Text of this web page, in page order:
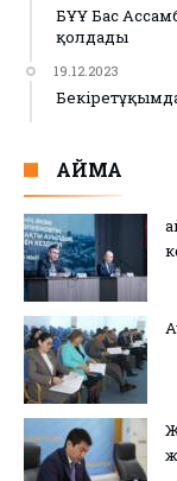
БҰҰ Бас
қолдады
19.12.2023
АЙМАҚ